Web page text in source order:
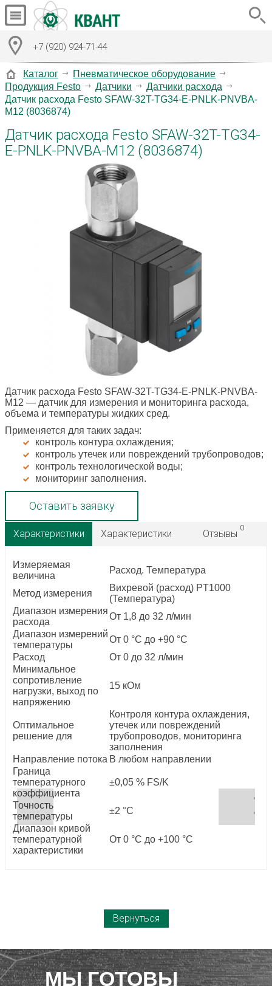
+7 (920) 924-71-44
Каталог
Пневматическое оборудование
Продукция Festo
Датчики
Датчики расхода
Датчик расхода Festo SFAW-32T-TG34-E-PNLK-PNVBA-
M12 (8036874)
Датчик расхода Festo SFAW-32T-TG34-
E-PNLK-PNVBA-M12 (8036874)
Датчик расхода Festo SFAW-32T-TG34-E-PNLK-PNVBA-
M12 — датчик для измерения и мониторинга расхода,
объема и температуры жидких сред.
Применяется для таких задач:
контроль контура охлаждения;
контроль утечек или повреждений трубопроводов;
контроль технологической воды;
мониторинг заполнения.
Оставить заявку
Характеристики Характеристики Отзывы
0
Измеряемая
величина
Расход. Температура
Метод измерения
Вихревой (расход) PT1000
(Температура)
Диапазон измерения
расхода
От 1,8 до 32 л/мин
Диапазон измерений
температуры
От 0 °C до +90 °C
Расход
От 0 до 32 л/мин
Минимальное
сопротивление
нагрузки, выход по
напряжению
15 кОм
Оптимальное
решение для
Контроля контура охлаждения,
утечек или повреждений
трубопроводов, мониторинга
заполнения
Направление потока В любом направлении
Граница
температурного
коэффициента
±0,05 % FS/K
Точность
температуры
±2 °C
Диапазон кривой
температурной
характеристики
От 0 °C до +100 °C
Вернуться
МЫ ГОТОВЫ